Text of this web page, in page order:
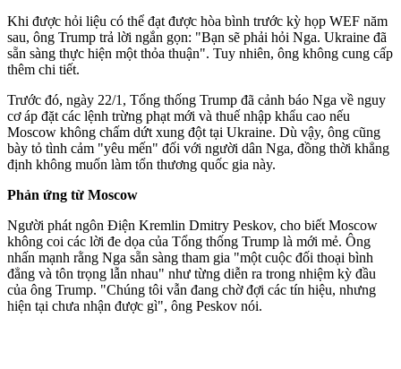
Khi được hỏi liệu có thể đạt được hòa bình trước kỳ họp WEF năm
sau, ông Trump trả lời ngắn gọn: "Bạn sẽ phải hỏi Nga. Ukraine đã
sẵn sàng thực hiện một thỏa thuận". Tuy nhiên, ông không cung cấp
thêm chi tiết.
Trước đó, ngày 22/1, Tổng thống Trump đã cảnh báo Nga về nguy
cơ áp đặt các lệnh trừng phạt mới và thuế nhập khẩu cao nếu
Moscow không chấm dứt xung đột tại Ukraine. Dù vậy, ông cũng
bày tỏ tình cảm "yêu mến" đối với người dân Nga, đồng thời khẳng
định không muốn làm tổn thương quốc gia này.
Phản ứng từ Moscow
Người phát ngôn Điện Kremlin Dmitry Peskov, cho biết Moscow
không coi các lời đe dọa của Tổng thống Trump là mới mẻ. Ông
nhấn mạnh rằng Nga sẵn sàng tham gia "một cuộc đối thoại bình
đẳng và tôn trọng lẫn nhau" như từng diễn ra trong nhiệm kỳ đầu
của ông Trump. "Chúng tôi vẫn đang chờ đợi các tín hiệu, nhưng
hiện tại chưa nhận được gì", ông Peskov nói.